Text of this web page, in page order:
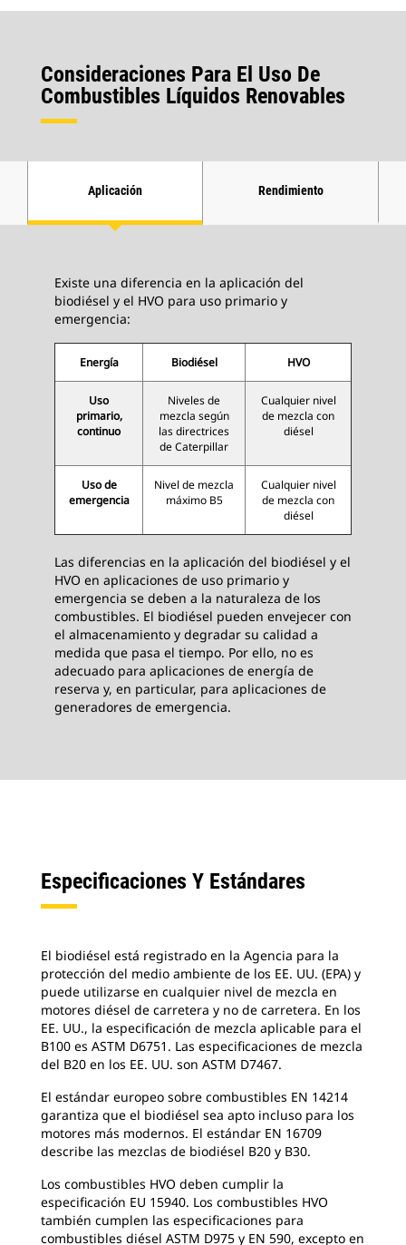
Consideraciones Para El Uso De
Combustibles Líquidos Renovables
Aplicación Rendimiento
Existe una diferencia en la aplicación del
biodiésel y el HVO para uso primario y
emergencia:
Energía Biodiésel HVO
Uso
primario,
continuo
Niveles de
mezcla según
las directrices
de Caterpillar
Cualquier nivel
de mezcla con
diésel
Uso de
emergencia
Nivel de mezcla
máximo B5
Cualquier nivel
de mezcla con
diésel
Las diferencias en la aplicación del biodiésel y el
HVO en aplicaciones de uso primario y
emergencia se deben a la naturaleza de los
combustibles. El biodiésel pueden envejecer con
el almacenamiento y degradar su calidad a
medida que pasa el tiempo. Por ello, no es
adecuado para aplicaciones de energía de
reserva y, en particular, para aplicaciones de
generadores de emergencia.
Especificaciones Y Estándares
El biodiésel está registrado en la Agencia para la
protección del medio ambiente de los EE. UU. (EPA) y
puede utilizarse en cualquier nivel de mezcla en
motores diésel de carretera y no de carretera. En los
EE. UU., la especificación de mezcla aplicable para el
B100 es ASTM D6751. Las especificaciones de mezcla
del B20 en los EE. UU. son ASTM D7467.
El estándar europeo sobre combustibles EN 14214
garantiza que el biodiésel sea apto incluso para los
motores más modernos. El estándar EN 16709
describe las mezclas de biodiésel B20 y B30.
Los combustibles HVO deben cumplir la
especificación EU 15940. Los combustibles HVO
también cumplen las especificaciones para
combustibles diésel ASTM D975 y EN 590, excepto en